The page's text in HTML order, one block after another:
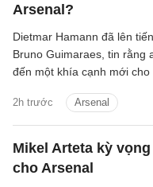
Arsenal?
2h trước Arsenal
Dietmar Hamann đã lên
Bruno Guimaraes, tin rằng
đến một khía cạnh mới cho
Mikel Arteta kỳ
cho Arsenal